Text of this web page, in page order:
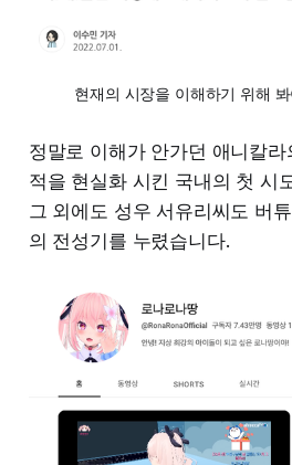
현재의 시장을 이해하기 위해
정말로 이해가 안가던 애니칼
적을 현실화 시킨 국내의 첫 시
그 외에도 성우 서유리씨도 버
의 전성기를 누렸습니다.